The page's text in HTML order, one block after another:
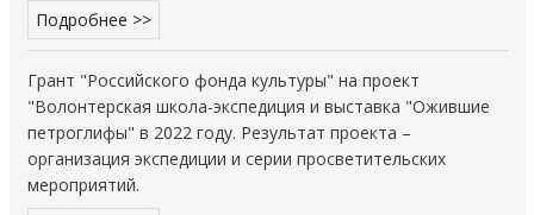
Подробнее >>
Грант "Российского фонда культуры" на проект
"Волонтерская школа-экспедиция и выставка "Ожившие
петроглифы" в 2022 году. Результат проекта –
организация экспедиции и серии просветительских
мероприятий.